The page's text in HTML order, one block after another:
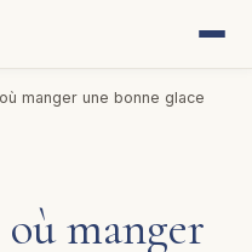
manger une bonne glace
manger